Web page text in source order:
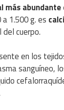
más
1.500 g. es
cuerpo.
en los
sanguíneo,